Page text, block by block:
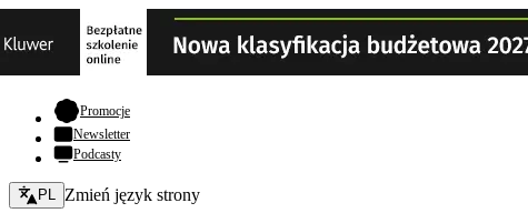
Promocje- otwiera się w nowej karcie
Newsletter
Podcasty
Zmień język - bieżący:
PL Zmień język strony